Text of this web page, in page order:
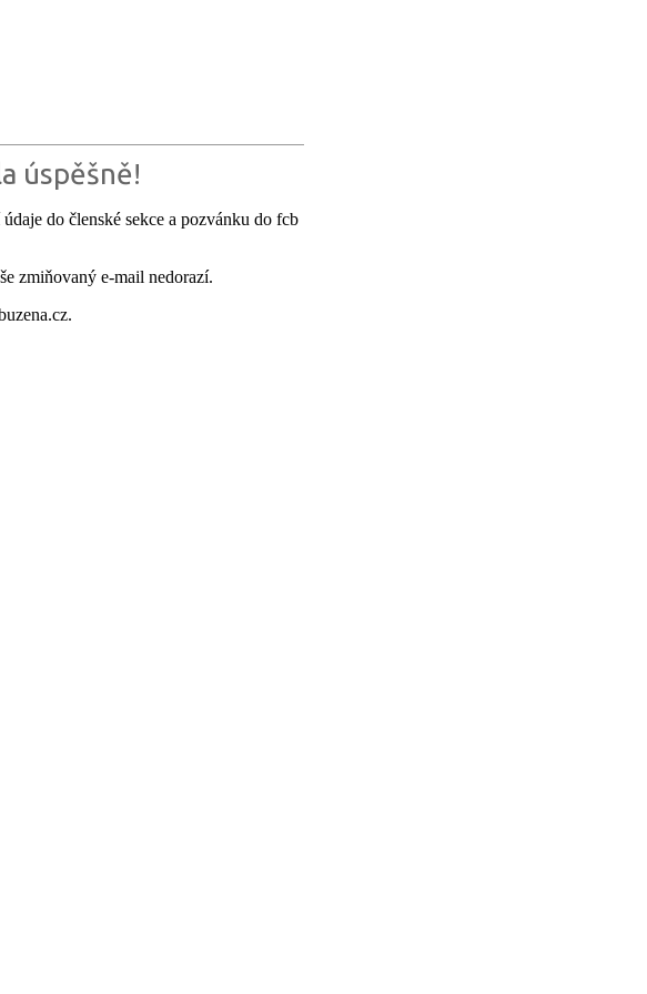
úspěšně!
do členské sekce a pozvánku do fcb
zmiňovaný e-mail nedorazí.